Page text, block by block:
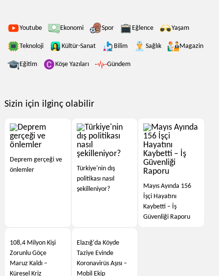
Youtube Ekonomi Spor Eğlence Yaşam
Teknoloji Kültür-Sanat Bilim Sağlık Magazin
Eğitim Köşe Yazıları Gündem
Sizin için ilginç olabilir
Deprem gerçeği ve
önlemler
Türkiye'nin dış
politikası nasıl
şekilleniyor?
Mayıs Ayında 156
İşçi Hayatını
Kaybetti – İş
Güvenliği Raporu
108,4 Milyon Kişi
Zorunlu Göçe
Maruz Kaldı –
Küresel Kriz
Elazığ'da Köyde
Taziye Evinde
Koronavirüs Aşısı –
Mobil Ekip